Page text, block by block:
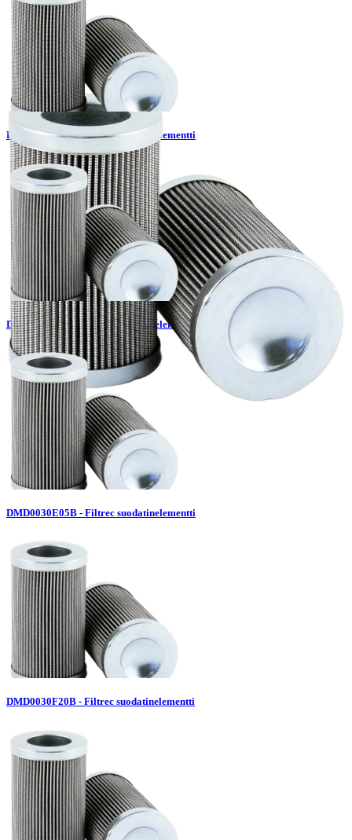
DMD0030B60B - Filtrec suodatinelementti
DMD0030E03B - Filtrec suodatinelementti
DMD0030E05B - Filtrec suodatinelementti
DMD0030F20B - Filtrec suodatinelementti